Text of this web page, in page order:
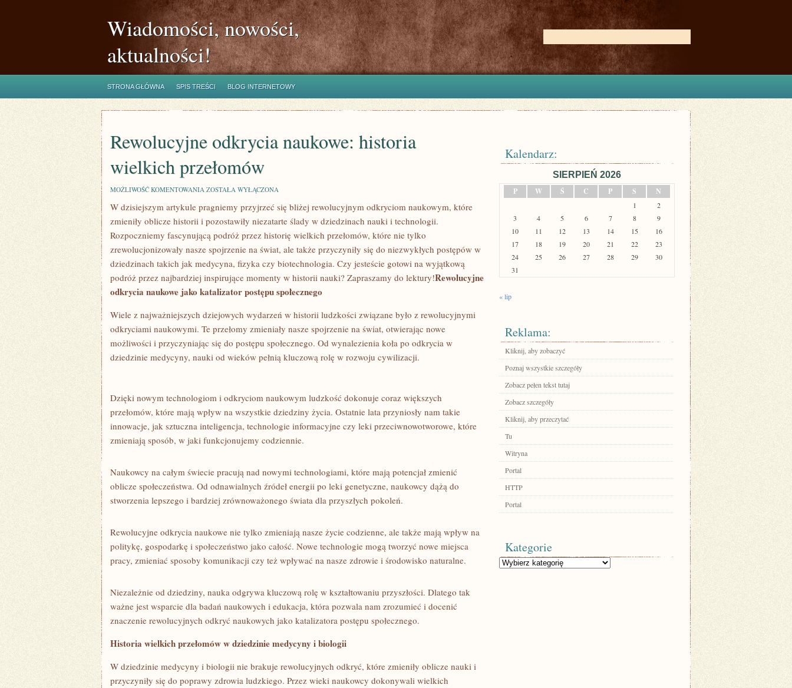
Wiadomości, nowości,
aktualności!
STRONA GŁÓWNA SPIS TREŚCI BLOG INTERNETOWY
Rewolucyjne odkrycia naukowe: historia
wielkich przełomów
MOŻLIWOŚĆ KOMENTOWANIA REWOLUCYJNE
NAUKOWE:
HISTORIA
WIELKICH
PRZEŁOMÓW
ZOSTAŁA WYŁĄCZONA
W dzisiejszym artykule pragniemy przyjrzeć ‍się bliżej ⁢rewolucyjnym odkryciom naukowym, które
zmieniły oblicze historii i pozostawiły niezatarte‌ ślady w dziedzinach nauki i technologii.​
Rozpoczniemy fascynującą ‍podróż przez historię ⁣wielkich przełomów, które nie tylko
zrewolucjonizowały nasze spojrzenie na świat, ale także przyczyniły się do niezwykłych​ postępów w
dziedzinach takich jak medycyna, fizyka czy biotechnologia. Czy⁣ jesteście gotowi na ​wyjątkową
podróż przez ‌najbardziej inspirujące momenty w historii nauki? Zapraszamy do ​lektury!Rewolucyjne
odkrycia naukowe jako katalizator⁤ postępu społecznego
Wiele z najważniejszych dziejowych wydarzeń ‍w historii ludzkości związane było z rewolucyjnymi
odkryciami naukowymi. Te przełomy zmieniały⁤ nasze spojrzenie na‌ świat, otwierając nowe ​
możliwości i‌ przyczyniając się do postępu społecznego. Od wynalezienia koła po odkrycia w
dziedzinie medycyny,‍ nauki od wieków pełnią kluczową rolę w rozwoju‌ cywilizacji.
Dzięki nowym technologiom i odkryciom naukowym ludzkość dokonuje coraz większych
⁣przełomów, które mają wpływ na wszystkie dziedziny życia. Ostatnie ‌lata przyniosły nam takie
innowacje, jak sztuczna inteligencja,‌ technologie informacyjne czy leki przeciwnowotworowe, które
zmieniają sposób, ⁣w jaki funkcjonujemy codziennie.
Naukowcy na​ całym świecie pracują nad ⁤nowymi technologiami, które mają​ potencjał zmienić
oblicze społeczeństwa. Od odnawialnych źródeł energii‍ po leki genetyczne, naukowcy dążą⁢ do
stworzenia lepszego‌ i bardziej ‌zrównoważonego świata dla przyszłych pokoleń.
Rewolucyjne ⁢odkrycia naukowe nie tylko‍ zmieniają nasze⁢ życie ​codzienne, ale także mają‍ wpływ na
politykę, gospodarkę i społeczeństwo jako ⁤całość. Nowe​ technologie mogą tworzyć⁣ nowe⁤ miejsca
pracy, zmieniać sposoby komunikacji ⁣czy też wpływać na nasze zdrowie i środowisko naturalne.
Niezależnie od⁣ dziedziny, nauka⁤ odgrywa kluczową rolę w kształtowaniu przyszłości. Dlatego⁤ tak
ważne jest wsparcie ​dla badań naukowych i edukacja, która‍ pozwala nam zrozumieć i docenić
znaczenie ‍rewolucyjnych odkryć naukowych ‌jako katalizatora postępu społecznego.
Historia wielkich przełomów w dziedzinie medycyny‌ i biologii
W dziedzinie medycyny i biologii nie brakuje rewolucyjnych odkryć, które zmieniły oblicze nauki ‌i
przyczyniły się do poprawy zdrowia ludzkiego. Przez wieki naukowcy dokonywali wielkich
Kalendarz:
SIERPIEŃ 2026
P
W Ś C P S N
1
2
3
4 5 6 7 8
9
10
11 12 13 14 15
16
17
18 19 20 21 22
23
24
25 26 27 28 29
30
31
« lip
Reklama:
Kliknij, aby zobaczyć
Poznaj wszystkie szczegóły
Zobacz pełen tekst tutaj
Zobacz szczegóły
Kliknij, aby przeczytać
Tu
Witryna
Portal
HTTP
Portal
Kategorie
Kategorie